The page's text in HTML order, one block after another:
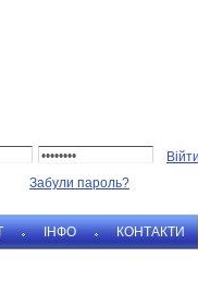
Забули пароль?
IНФО КОНТАКТИ